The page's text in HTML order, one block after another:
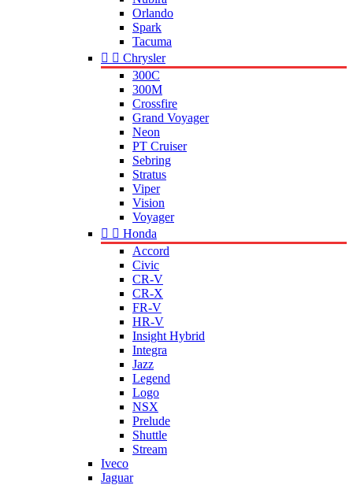
Orlando
Spark
Tacuma
  Chrysler
300C
300M
Crossfire
Grand Voyager
Neon
PT Cruiser
Sebring
Stratus
Viper
Vision
Voyager
  Honda
Accord
Civic
CR-V
CR-X
FR-V
HR-V
Insight Hybrid
Integra
Jazz
Legend
Logo
NSX
Prelude
Shuttle
Stream
Iveco
Jaguar